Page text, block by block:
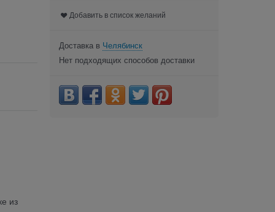
из
Добавить в список желаний
Доставка в Челябинск
Нет подходящих способов доставки